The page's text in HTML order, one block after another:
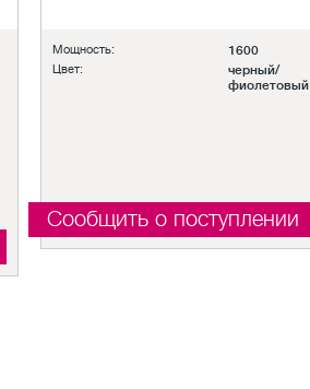
Мощность: 1600
Цвет:
черный/
фиолетовый
Сообщить о поступлении